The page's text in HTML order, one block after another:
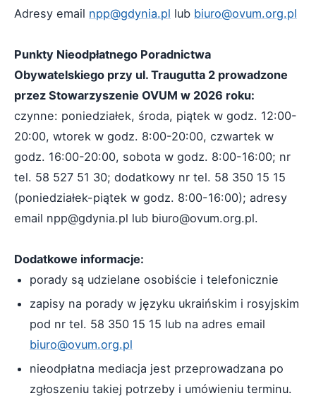
Adresy email npp@gdynia.pl lub biuro@ovum.org.pl
Punkty Nieodpłatnego Poradnictwa
Obywatelskiego przy ul. Traugutta 2 prowadzone
przez Stowarzyszenie OVUM w 2026 roku:
czynne: poniedziałek, środa, piątek w godz. 12:00-
20:00, wtorek w godz. 8:00-20:00, czwartek w
godz. 16:00-20:00, sobota w godz. 8:00-16:00; nr
tel. 58 527 51 30; dodatkowy nr tel. 58 350 15 15
(poniedziałek-piątek w godz. 8:00-16:00); adresy
email npp@gdynia.pl lub biuro@ovum.org.pl.
Dodatkowe informacje:
porady są udzielane osobiście i telefonicznie
zapisy na porady w języku ukraińskim i rosyjskim
pod nr tel. 58 350 15 15 lub na adres email
biuro@ovum.org.pl
nieodpłatna mediacja jest przeprowadzana po
zgłoszeniu takiej potrzeby i umówieniu terminu.